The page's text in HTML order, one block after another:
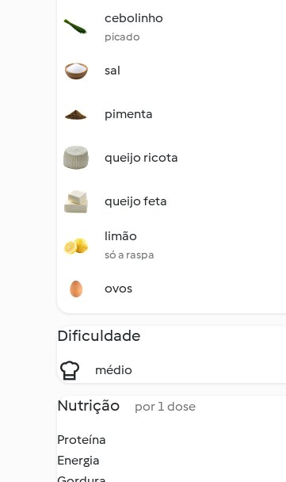
cebolinho
picado
sal
pimenta
queijo ricota
queijo feta
limão
só a raspa
ovos
Dificuldade
médio
Nutrição por 1 dose
Proteína
Energia